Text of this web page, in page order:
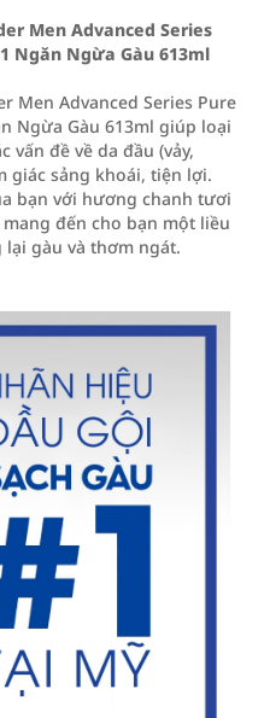
Men Advanced Series
Ngăn Ngừa Gàu 613ml
Men Advanced Series Pure
Ngừa Gàu 613ml giúp loại
vấn đề về da đầu (vảy,
giác sảng khoái, tiện lợi.
bạn với hương chanh tươi
đến cho bạn một liều
gàu và thơm ngát.